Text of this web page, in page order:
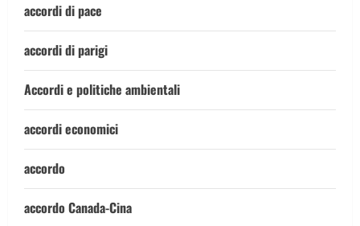
accordi di pace
accordi di parigi
Accordi e politiche ambientali
accordi economici
accordo
accordo Canada-Cina